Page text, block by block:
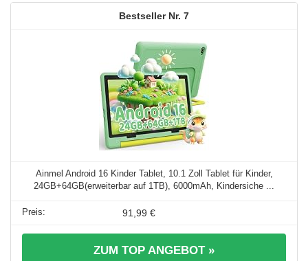
7
Ainmel Android 16 Kinder Tablet, 10.1 Zoll Tablet für Kinder,
24GB+64GB(erweiterbar auf 1TB), 6000mAh, Kindersiche ...
91,99 €
ZUM TOP ANGEBOT »